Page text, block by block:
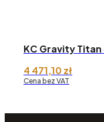
KC Gravity Titan
4 471,10zł
Cena bez VAT